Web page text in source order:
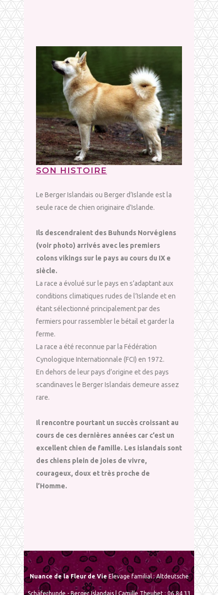
SON HISTOIRE
Le Berger Islandais ou Berger d’Islande est la
seule race de chien originaire d’Islande.
Ils descendraient des Buhunds Norvégiens
(voir photo) arrivés avec les premiers
colons vikings sur le pays au cours du IX e
siècle.
La race a évolué sur le pays en s’adaptant aux
conditions climatiques rudes de l’Islande et en
étant sélectionné principalement par des
fermiers pour rassembler le bétail et garder la
ferme.
La race a été reconnue par la Fédération
Cynologique Internationnale (FCI) en 1972.
En dehors de leur pays d’origine et des pays
scandinaves le Berger Islandais demeure assez
rare.
Il rencontre pourtant un succès croissant au
cours de ces dernières années car c’est un
excellent chien de famille. Les islandais sont
des chiens plein de joies de vivre,
courageux, doux et très proche de
l’Homme.
Nuance de la Fleur de VieElevage familial : Altdeutsche
Schäferhunde - Berger Islandais | Camille Theubet : 06 84 33